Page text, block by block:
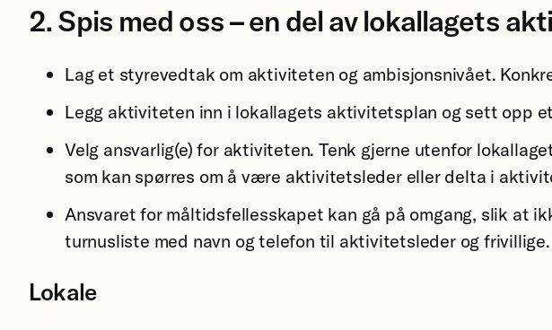
2. Spis med oss – en del av lokallagets
Lag et styrevedtak om aktiviteten og ambisjonsnivået.
Legg aktiviteten inn i lokallagets aktivitetsplan og sett opp
Velg ansvarlig(e) for aktiviteten. Tenk gjerne utenfor
som kan spørres om å være aktivitetsleder eller delta i
Ansvaret for måltidsfellesskapet kan gå på omgang, slik at
turnusliste med navn og telefon til aktivitetsleder og frivillige.
Lokale